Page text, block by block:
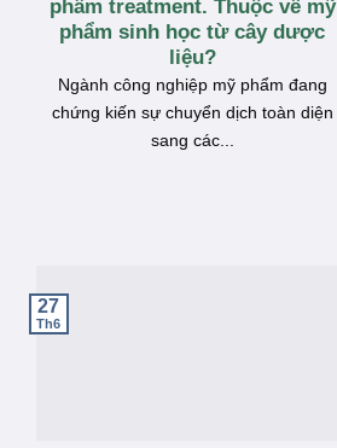
phẩm treatment. Thuộc về mỹ
phẩm sinh học từ cây dược
liệu?
Ngành công nghiệp mỹ phẩm đang
chứng kiến sự chuyển dịch toàn diện
sang các...
27
Th6